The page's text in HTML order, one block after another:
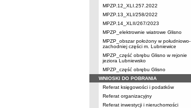
MPZP.12_XLI.257.2022
MPZP.13_XLI/258/2022
MPZP.14_XLII/267/2023
MPZP_elektrownie wiatrowe Glisno
MPZP_obszar położony w południowo-
zachodniej części m. Lubniewice
MPZP_część obrębu Glisno w rejonie
jeziora Lubniewsko
MPZP_część obrębu Glisno
WNIOSKI DO POBRANIA
Referat księgowości i podatków
Referat organizacyjny
Referat inwestycji i nieruchomości